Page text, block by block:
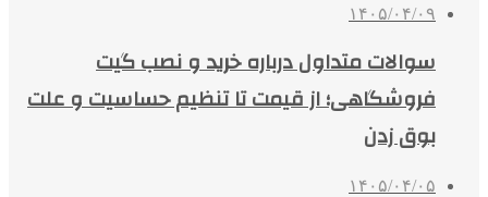
۱۴۰۵/۰۴/۰۹
سوالات متداول درباره خرید و نصب گیت
فروشگاهی؛ از قیمت تا تنظیم حساسیت و علت
بوق زدن
۱۴۰۵/۰۴/۰۵